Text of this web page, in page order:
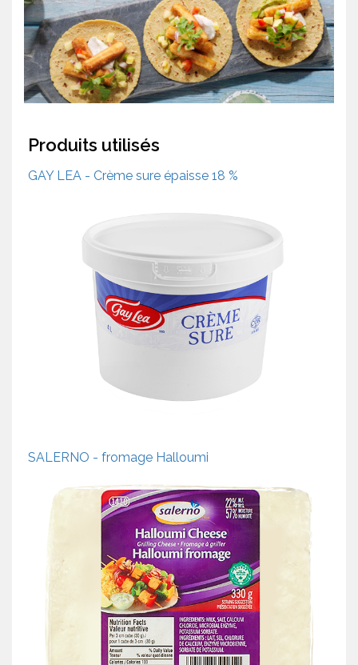
Produits utilisés
GAY LEA - Crème sure épaisse 18 %
SALERNO - fromage Halloumi